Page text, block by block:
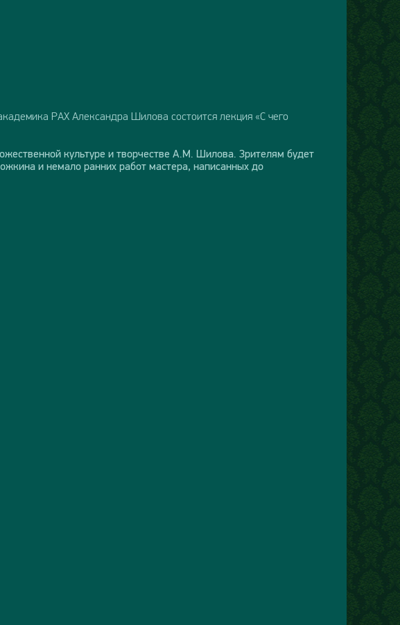
РАХ Александра Шилова состоится лекция «С чего
культуре и творчестве А.М. Шилова. Зрителям будет
и немало ранних работ мастера, написанных до